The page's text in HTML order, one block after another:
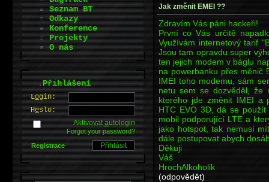
Jak změnit EMEI ??
Zdravím Vás páni hackeři!
První co Vás určitě
Využívám internetový tarif
Jsou tam opravdu super
ten jejich modem v báglu
na powerbanku přes měnič
IMEI toho modemu, sám
netu sem se dozvěděl,
kterého jde změnit IMEI a
HTC EVO 3D, dá se
mobil podporující LTE a
jako hotspot, tak nemusí
dále postupovat abych
Děkuji
Váš
HrochAlkoholik
(odpovědět)
Seznam BT
Odkazy
Konference
Projekty
O nás
.Přihlášení
Login:
Heslo:
Aktivovatautologin
Forgot your password?
Registrace